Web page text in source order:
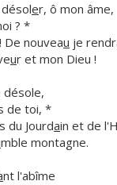
er, ô mon âme,
? *
De nouveau je
ur et mon Dieu !
désole,
de toi, *
du Jourdain et de
mble montagne.
nt l'abîme